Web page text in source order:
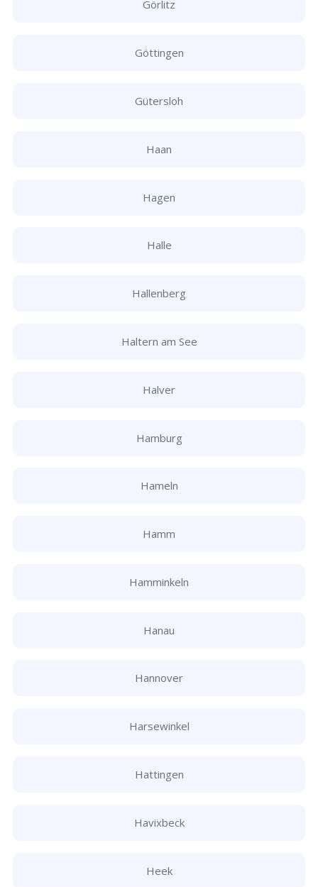
Görlitz
Göttingen
Gütersloh
Haan
Hagen
Halle
Hallenberg
Haltern am See
Halver
Hamburg
Hameln
Hamm
Hamminkeln
Hanau
Hannover
Harsewinkel
Hattingen
Havixbeck
Heek